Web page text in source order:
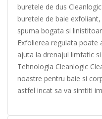
buretele de dus
buretele de baie
spuma bogata si
Exfolierea regulata poate
ajuta la drenajul limfatic
Tehnologia Cleanlogic
noastre pentru baie si
astfel incat sa va simtiti